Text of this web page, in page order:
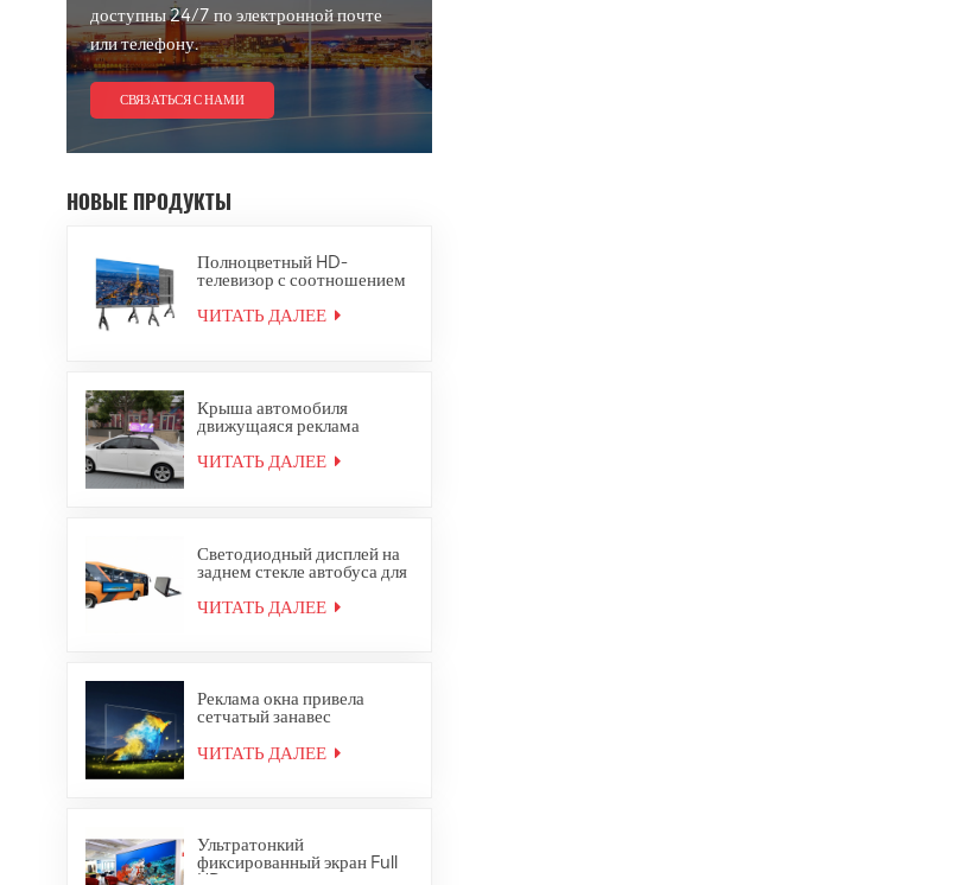
доступны 24/7 по электронной почте
или телефону.
СВЯЗАТЬСЯ С НАМИ
НОВЫЕ ПРОДУКТЫ
Полноцветный HD-
телевизор с соотношением
со светодиодным дисплеем
ЧИТАТЬ ДАЛЕЕ
Крыша автомобиля
движущаяся реклама
открытый полноцветный
ЧИТАТЬ ДАЛЕЕ
Светодиодный дисплей на
заднем стекле автобуса для
рекламы
ЧИТАТЬ ДАЛЕЕ
Реклама окна привела
сетчатый занавес
светодиодный дисплей
ЧИТАТЬ ДАЛЕЕ
Ультратонкий
фиксированный экран Full
HD для внутренней